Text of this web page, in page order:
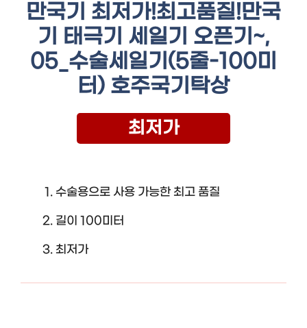
만국기 최저가!최고품질!만국
기 태극기 세일기 오픈기~,
05_수술세일기(5줄-100미
터) 호주국기탁상
최저가
수술용으로 사용 가능한 최고 품질
길이 100미터
최저가